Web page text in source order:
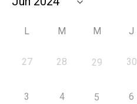
L M M J
27 28 29 30
3 4 5 6